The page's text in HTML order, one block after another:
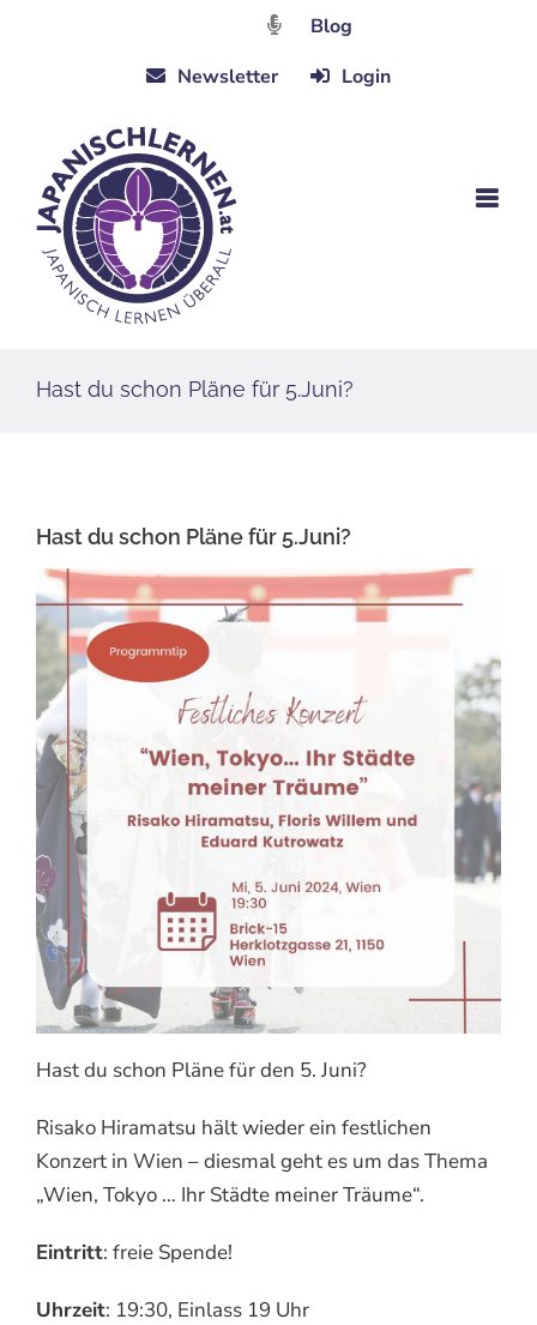
Blog
Newsletter
Login
Hast du schon Pläne für 5.Juni?
Hast du schon Pläne für 5.Juni?
Hast du schon Pläne für den 5. Juni?
Risako Hiramatsu hält wieder ein festlichen
Konzert in Wien – diesmal geht es um das Thema
„Wien, Tokyo … Ihr Städte meiner Träume“.
Eintritt: freie Spende!
Uhrzeit: 19:30, Einlass 19 Uhr